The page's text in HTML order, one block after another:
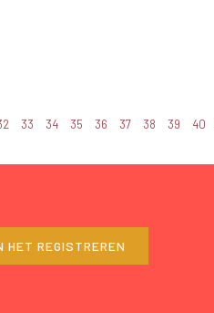
33 34 35 36 37 38 39 40
HET REGISTREREN